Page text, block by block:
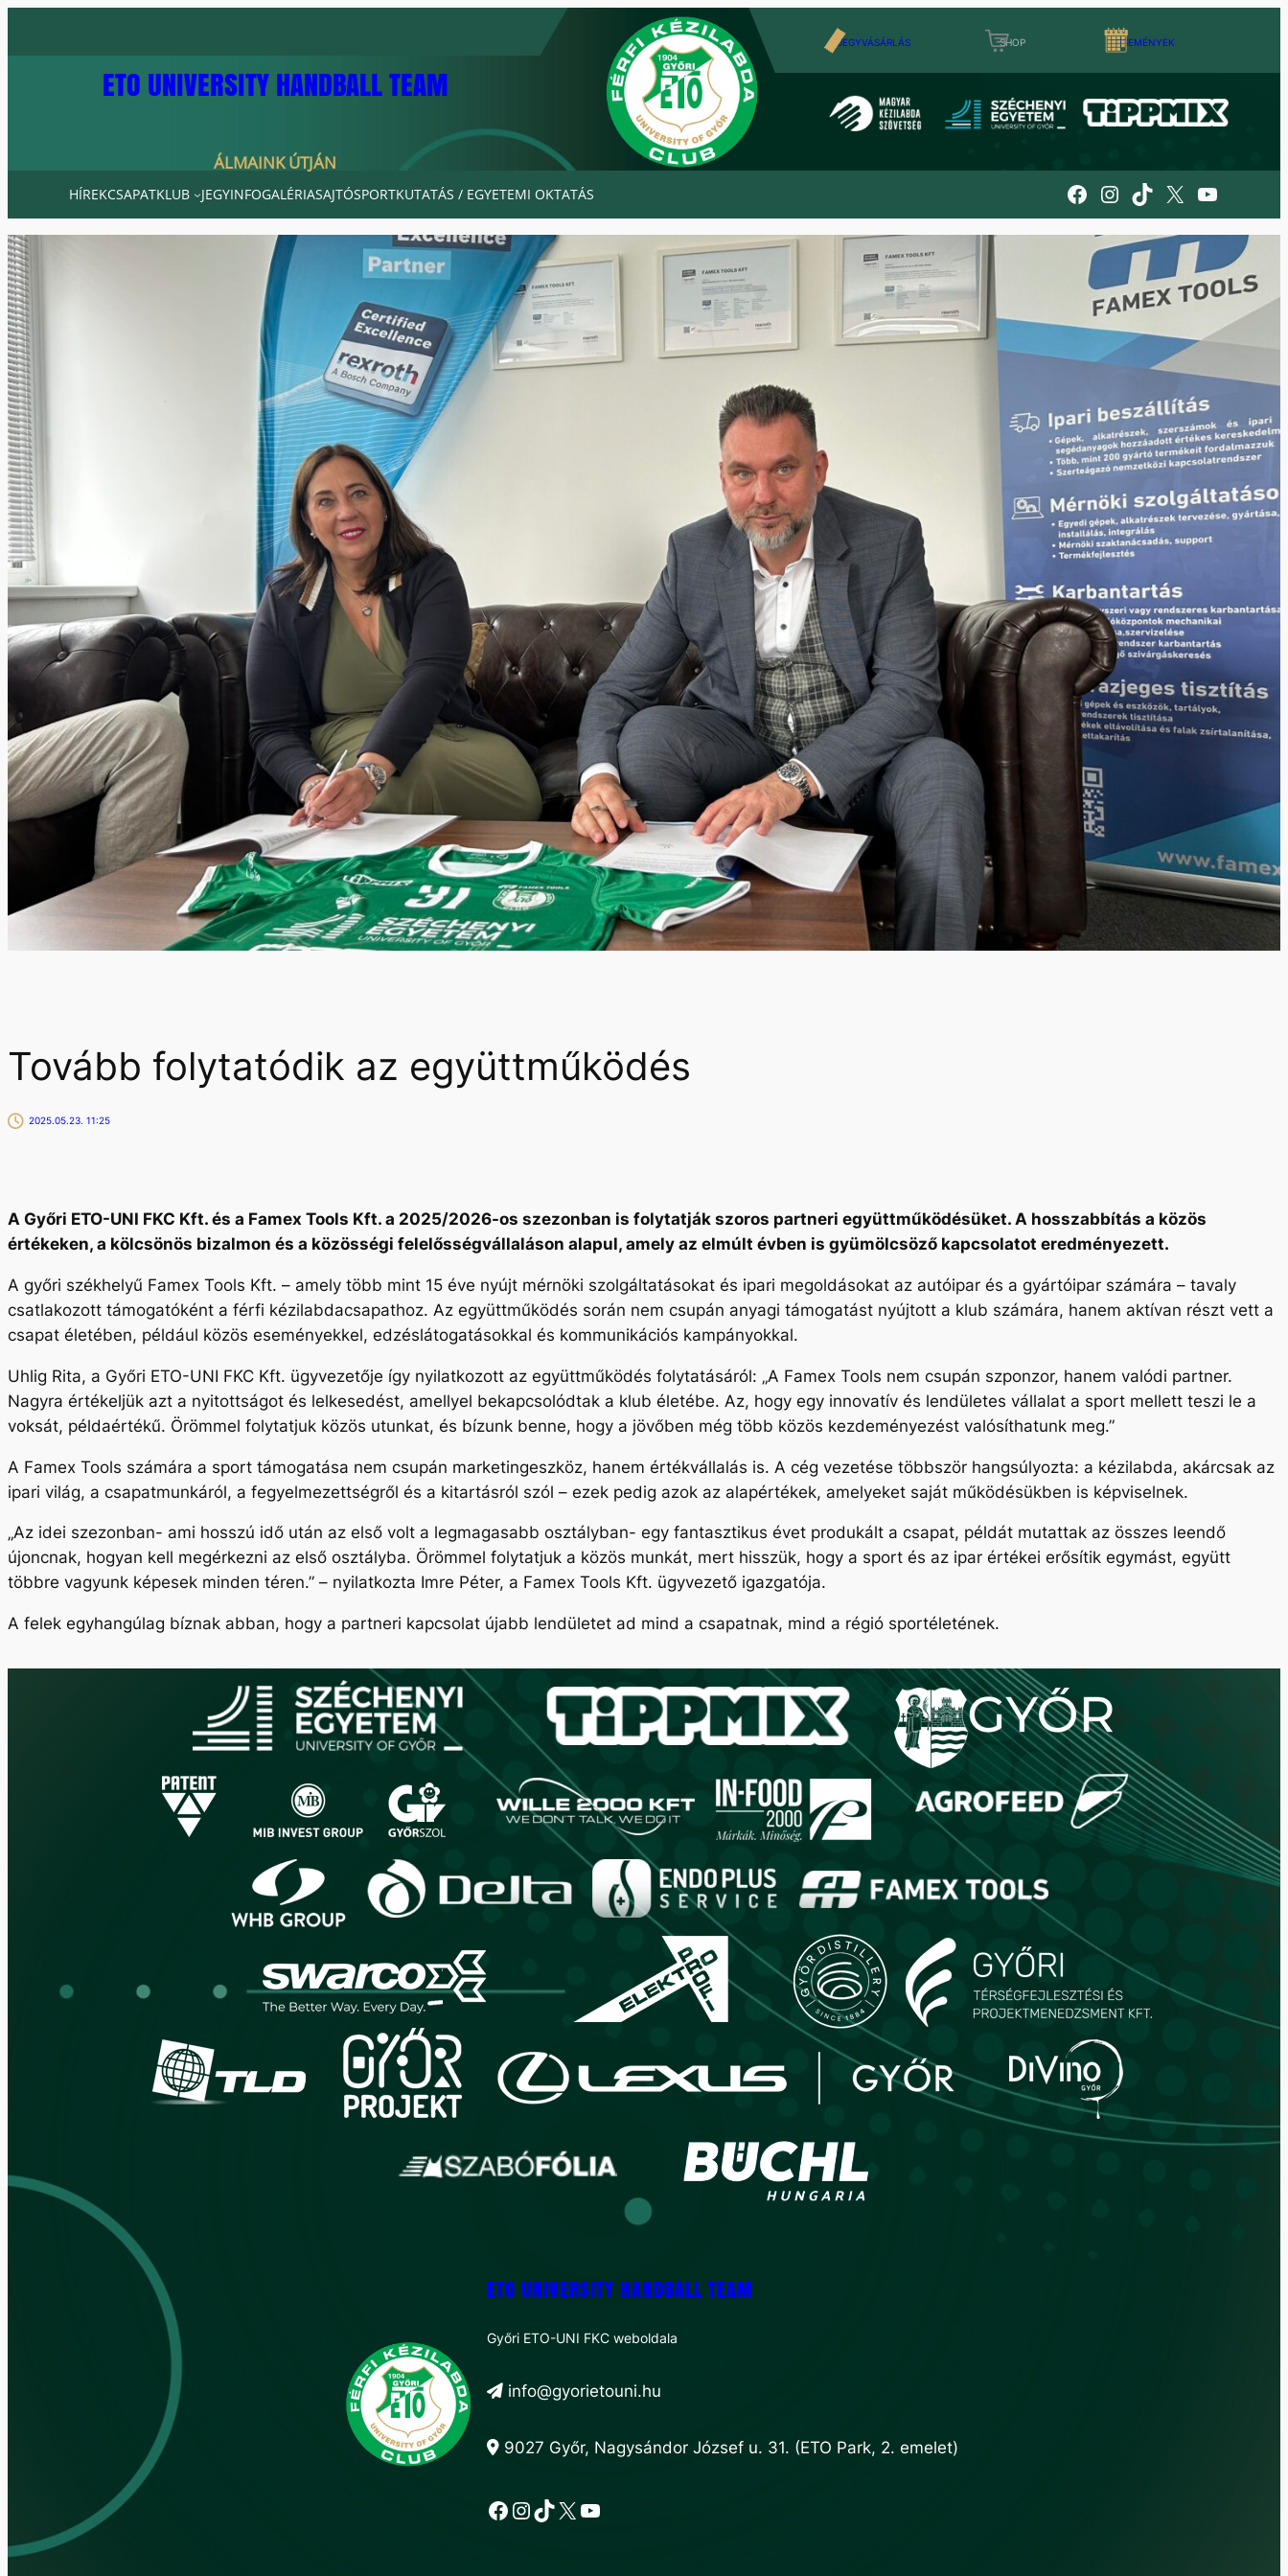
JEGYVÁSÁRLÁS SHOP ESEMÉNYEK
ETO UNIVERSITY HANDBALL TEAM
ÁLMAINK ÚTJÁN
HÍREKCSAPATKLUB JEGYINFOGALÉRIASAJTÓSPORTKUTATÁS / EGYETEMI OKTATÁS Facebook
Instagram
TikTok
X YouTube
Tovább folytatódik az együttműködés
2025.05.23. 11:25
A Győri ETO-UNI FKC Kft. és a Famex Tools Kft. a 2025/2026-os szezonban is folytatják szoros partneri együttműködésüket. A hosszabbítás a közös
értékeken, a kölcsönös bizalmon és a közösségi felelősségvállaláson alapul, amely az elmúlt évben is gyümölcsöző kapcsolatot eredményezett.
A győri székhelyű Famex Tools Kft. – amely több mint 15 éve nyújt mérnöki szolgáltatásokat és ipari megoldásokat az autóipar és a gyártóipar számára – tavaly
csatlakozott támogatóként a férfi kézilabdacsapathoz. Az együttműködés során nem csupán anyagi támogatást nyújtott a klub számára, hanem aktívan részt vett a
csapat életében, például közös eseményekkel, edzéslátogatásokkal és kommunikációs kampányokkal.
Uhlig Rita, a Győri ETO-UNI FKC Kft. ügyvezetője így nyilatkozott az együttműködés folytatásáról: „A Famex Tools nem csupán szponzor, hanem valódi partner.
Nagyra értékeljük azt a nyitottságot és lelkesedést, amellyel bekapcsolódtak a klub életébe. Az, hogy egy innovatív és lendületes vállalat a sport mellett teszi le a
voksát, példaértékű. Örömmel folytatjuk közös utunkat, és bízunk benne, hogy a jövőben még több közös kezdeményezést valósíthatunk meg.”
A Famex Tools számára a sport támogatása nem csupán marketingeszköz, hanem értékvállalás is. A cég vezetése többször hangsúlyozta: a kézilabda, akárcsak az
ipari világ, a csapatmunkáról, a fegyelmezettségről és a kitartásról szól – ezek pedig azok az alapértékek, amelyeket saját működésükben is képviselnek.
„Az idei szezonban- ami hosszú idő után az első volt a legmagasabb osztályban- egy fantasztikus évet produkált a csapat, példát mutattak az összes leendő
újoncnak, hogyan kell megérkezni az első osztályba. Örömmel folytatjuk a közös munkát, mert hisszük, hogy a sport és az ipar értékei erősítik egymást, együtt
többre vagyunk képesek minden téren.” – nyilatkozta Imre Péter, a Famex Tools Kft. ügyvezető igazgatója.
A felek egyhangúlag bíznak abban, hogy a partneri kapcsolat újabb lendületet ad mind a csapatnak, mind a régió sportéletének.
ETO UNIVERSITY HANDBALL TEAM
Győri ETO-UNI FKC weboldala
info@gyorietouni.hu
9027 Győr, Nagysándor József u. 31. (ETO Park, 2. emelet)
Facebook
Instagram
TikTok
X YouTube